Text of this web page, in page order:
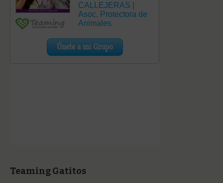
Teaming Gatitos